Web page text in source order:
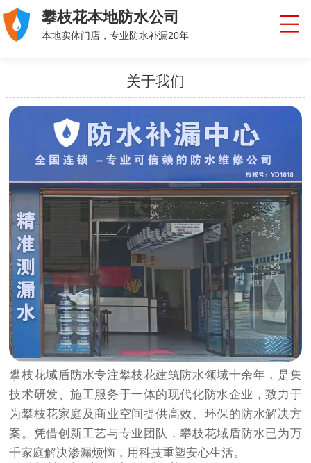
攀枝花本地防水公司
本地实体门店，专业防水补漏20年
关于我们
攀枝花域盾防水专注攀枝花建筑防水领域十余年，是集
技术研发、施工服务于一体的现代化防水企业，致力于
为攀枝花家庭及商业空间提供高效、环保的防水解决方
案。凭借创新工艺与专业团队，攀枝花域盾防水已为万
千家庭解决渗漏烦恼，用科技重塑安心生活。